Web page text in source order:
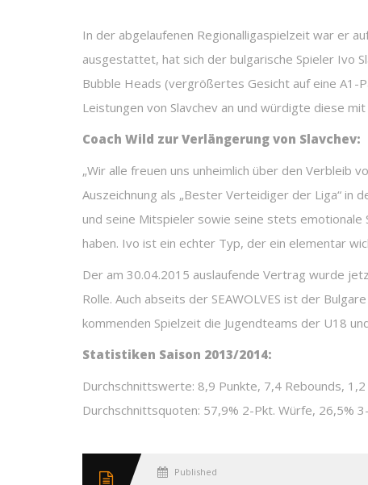
In der abgelaufenen Regionalligaspielzeit war er
ausgestattet, hat sich der bulgarische Spieler Ivo
Bubble Heads (vergrößertes Gesicht auf eine A1-
Leistungen von Slavchev an und würdigte diese
Coach Wild zur Verlängerung von Slavchev:
„Wir alle freuen uns unheimlich über den Verbleib
Auszeichnung als „Bester Verteidiger der Liga“ in
und seine Mitspieler sowie seine stets emotionale
haben. Ivo ist ein echter Typ, der ein elementar
Der am 30.04.2015 auslaufende Vertrag wurde
Rolle. Auch abseits der SEAWOLVES ist der
kommenden Spielzeit die Jugendteams der U18
Statistiken Saison 2013/2014:
Durchschnittswerte: 8,9 Punkte, 7,4 Rebounds,
Durchschnittsquoten: 57,9% 2-Pkt. Würfe, 26,5%
Published